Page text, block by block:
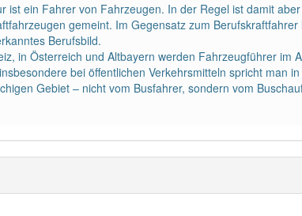
ist ein Fahrer von Fahrzeugen. In der Regel ist damit
gemeint. Im Gegensatz zum
Berufsbild.
in Österreich und Altbayern werden Fahrzeugführer im
bei öffentlichen Verkehrsmitteln spricht man
Gebiet – nicht vom Busfahrer, sondern vom